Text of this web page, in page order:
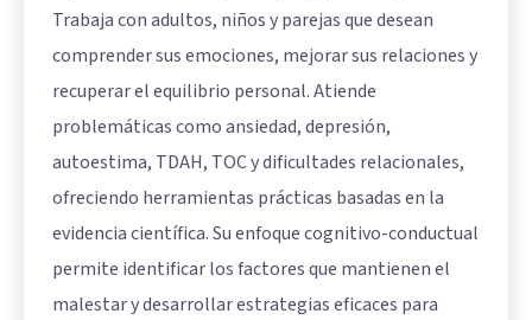
Trabaja con adultos, niños y parejas que desean
comprender sus emociones, mejorar sus relaciones y
recuperar el equilibrio personal. Atiende
problemáticas como ansiedad, depresión,
autoestima, TDAH, TOC y dificultades relacionales,
ofreciendo herramientas prácticas basadas en la
evidencia científica. Su enfoque cognitivo-conductual
permite identificar los factores que mantienen el
malestar y desarrollar estrategias eficaces para